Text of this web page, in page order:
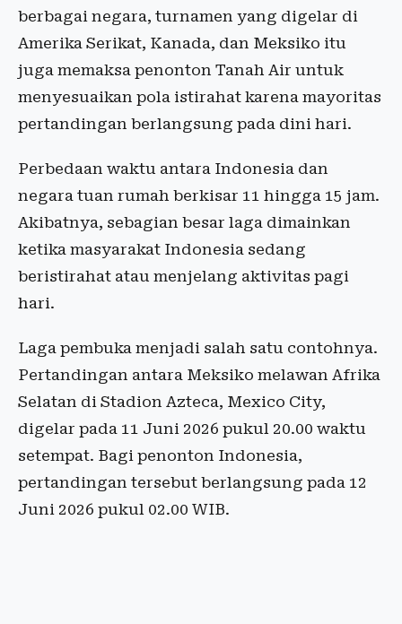
berbagai negara, turnamen yang digelar di
Amerika Serikat, Kanada, dan Meksiko itu
juga memaksa penonton Tanah Air untuk
menyesuaikan pola istirahat karena mayoritas
pertandingan berlangsung pada dini hari.
Perbedaan waktu antara Indonesia dan
negara tuan rumah berkisar 11 hingga 15 jam.
Akibatnya, sebagian besar laga dimainkan
ketika masyarakat Indonesia sedang
beristirahat atau menjelang aktivitas pagi
hari.
Laga pembuka menjadi salah satu contohnya.
Pertandingan antara Meksiko melawan Afrika
Selatan di Stadion Azteca, Mexico City,
digelar pada 11 Juni 2026 pukul 20.00 waktu
setempat. Bagi penonton Indonesia,
pertandingan tersebut berlangsung pada 12
Juni 2026 pukul 02.00 WIB.